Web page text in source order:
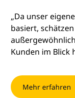
„Da unser
basiert,
Kunden im Blick
Mehr erfahren
Mehr erfahren
Mehr lesen